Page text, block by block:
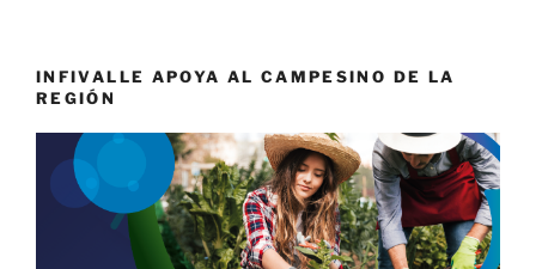
INFIVALLE APOYA AL CAMPESINO DE LA
REGIÓN